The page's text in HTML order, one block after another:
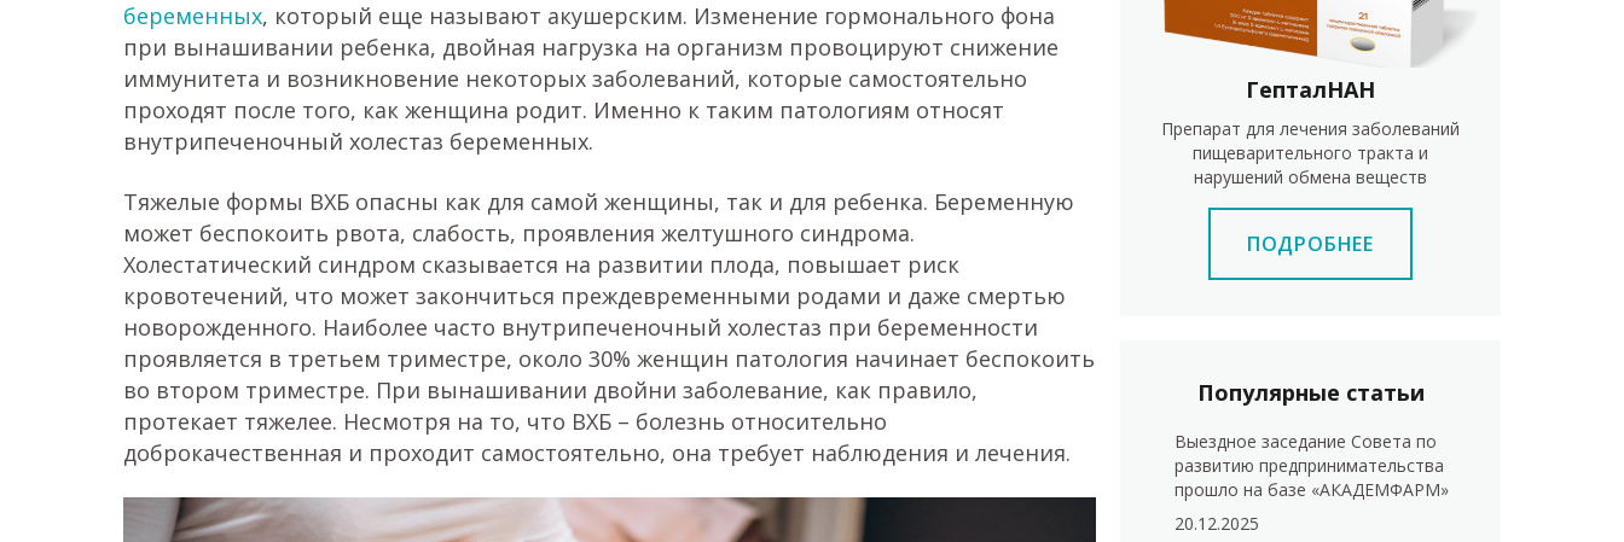
ГепталНАН
Препарат для лечения заболеваний
пищеварительного тракта и
нарушений обмена веществ
ПОДРОБНЕЕ
Популярные статьи
Выездное заседание Совета по
развитию предпринимательства
прошло на базе «АКАДЕМФАРМ»
20.12.2025
беременных, который еще называют акушерским. Изменение гормонального фона
при вынашивании ребенка, двойная нагрузка на организм провоцируют снижение
иммунитета и возникновение некоторых заболеваний, которые самостоятельно
проходят после того, как женщина родит. Именно к таким патологиям относят
внутрипеченочный холестаз беременных.
Тяжелые формы ВХБ опасны как для самой женщины, так и для ребенка. Беременную
может беспокоить рвота, слабость, проявления желтушного синдрома.
Холестатический синдром сказывается на развитии плода, повышает риск
кровотечений, что может закончиться преждевременными родами и даже смертью
новорожденного. Наиболее часто внутрипеченочный холестаз при беременности
проявляется в третьем триместре, около 30% женщин патология начинает беспокоить
во втором триместре. При вынашивании двойни заболевание, как правило,
протекает тяжелее. Несмотря на то, что ВХБ – болезнь относительно
доброкачественная и проходит самостоятельно, она требует наблюдения и лечения.